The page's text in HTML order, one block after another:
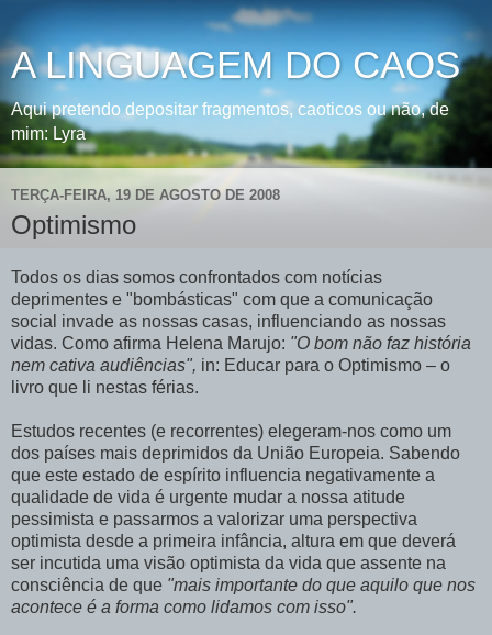
A LINGUAGEM DO CAOS
Aqui pretendo depositar fragmentos, caoticos ou não, de
mim: Lyra
TERÇA-FEIRA, 19 DE AGOSTO DE 2008
Optimismo
Todos os dias somos confrontados com notícias
deprimentes e "bombásticas" com que a comunicação
social invade as nossas casas, influenciando as nossas
vidas. Como afirma Helena Marujo: "O bom não faz história
nem cativa audiências", in: Educar para o Optimismo – o
livro que li nestas férias.
Estudos recentes (e recorrentes) elegeram-nos como um
dos países mais deprimidos da União Europeia. Sabendo
que este estado de espírito influencia negativamente a
qualidade de vida é urgente mudar a nossa atitude
pessimista e passarmos a valorizar uma perspectiva
optimista desde a primeira infância, altura em que deverá
ser incutida uma visão optimista da vida que assente na
consciência de que "mais importante do que aquilo que nos
acontece é a forma como lidamos com isso".